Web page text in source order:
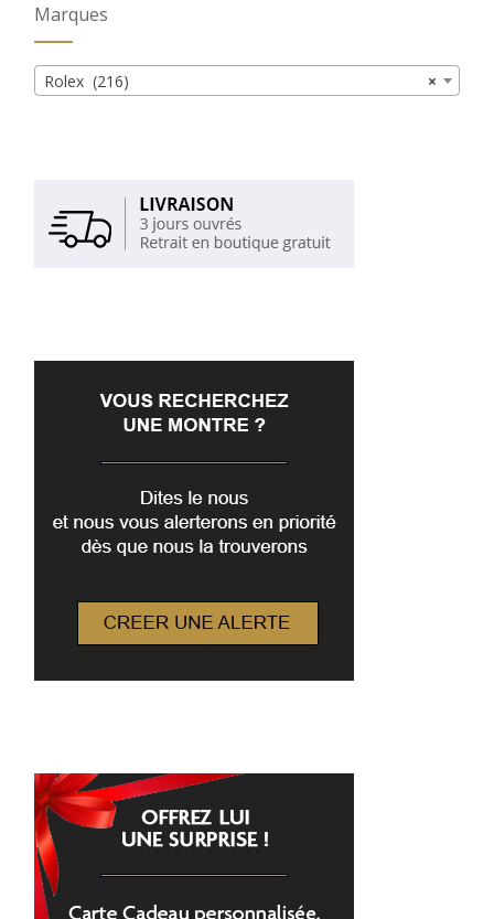
Marques
×
Rolex (216)